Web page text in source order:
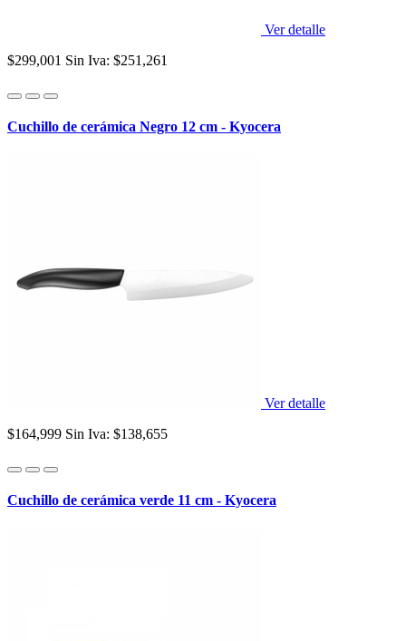
Ver detalle
$299,001 Sin Iva: $251,261
Cuchillo de cerámica Negro 12 cm - Kyocera
Ver detalle
$164,999 Sin Iva: $138,655
Cuchillo de cerámica verde 11 cm - Kyocera